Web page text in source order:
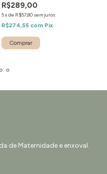
R$289,00
5xde R$57,80 sem juros
R$274,55 com Pix
Comprar
de Maternidade e enxoval.